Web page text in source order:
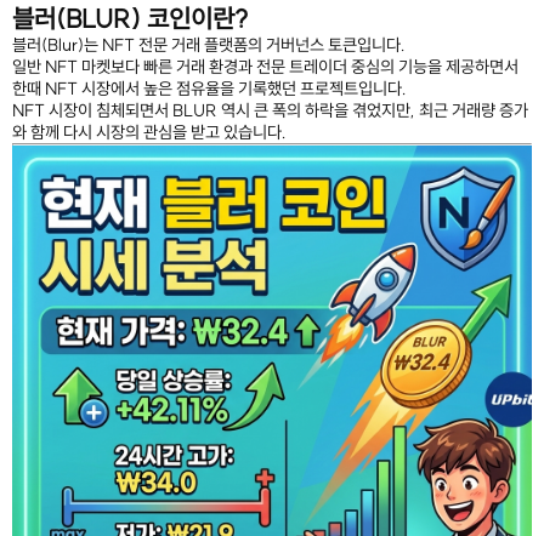
블러(BLUR) 코인이란?
블러(Blur)는 NFT 전문 거래 플랫폼의 거버넌스 토큰입니다.
일반 NFT 마켓보다 빠른 거래 환경과 전문 트레이더 중심의 기능을 제공하면서
한때 NFT 시장에서 높은 점유율을 기록했던 프로젝트입니다.
NFT 시장이 침체되면서 BLUR 역시 큰 폭의 하락을 겪었지만, 최근 거래량 증가
와 함께 다시 시장의 관심을 받고 있습니다.